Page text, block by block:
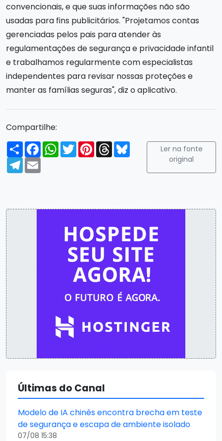
convencionais, e que suas informações não são
usadas para fins publicitários. "Projetamos contas
gerenciadas pelos pais para atender às
regulamentações de segurança e privacidade infantil
e trabalhamos regularmente com especialistas
independentes para revisar nossas proteções e
manter as famílias seguras", diz o aplicativo.
Compartilhe:
Compartilhar
FacebookWhatsApp
TwitterPinterest
ThreadsBluesky
Telegram
Email
Ler na fonte
original
Últimas do Canal
Modelo de IA chinês encontra brecha em teste
de segurança e escapa de ambiente isolado
07/08 15:38